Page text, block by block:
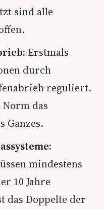
sind alle
Erstmals
durch
reguliert.
das
Ganzes.
mindestens
10 Jahre
das Doppelte der